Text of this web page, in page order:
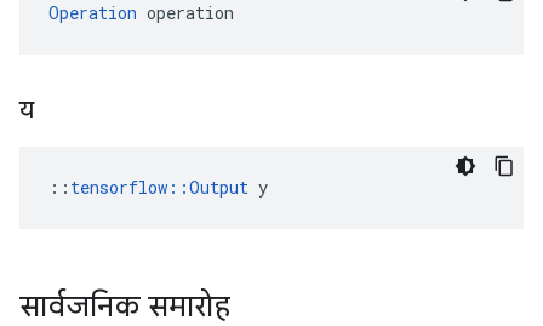
Operation operation
य
:: tensorflow::Output y
सार्वजनिक समारोह